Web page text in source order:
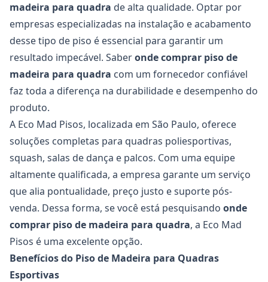
madeira para quadra de alta qualidade. Optar por
empresas especializadas na instalação e acabamento
desse tipo de piso é essencial para garantir um
resultado impecável. Saberonde comprar piso de
madeira para quadra com um fornecedor confiável
faz toda a diferença na durabilidade e desempenho do
produto.
A Eco Mad Pisos, localizada em São Paulo, oferece
soluções completas para quadras poliesportivas,
squash, salas de dança e palcos. Com uma equipe
altamente qualificada, a empresa garante um serviço
que alia pontualidade, preço justo e suporte pós-
venda. Dessa forma, se você está pesquisando onde
comprar piso de madeira para quadra, a Eco Mad
Pisos é uma excelente opção.
Benefícios do Piso de Madeira para Quadras
Esportivas